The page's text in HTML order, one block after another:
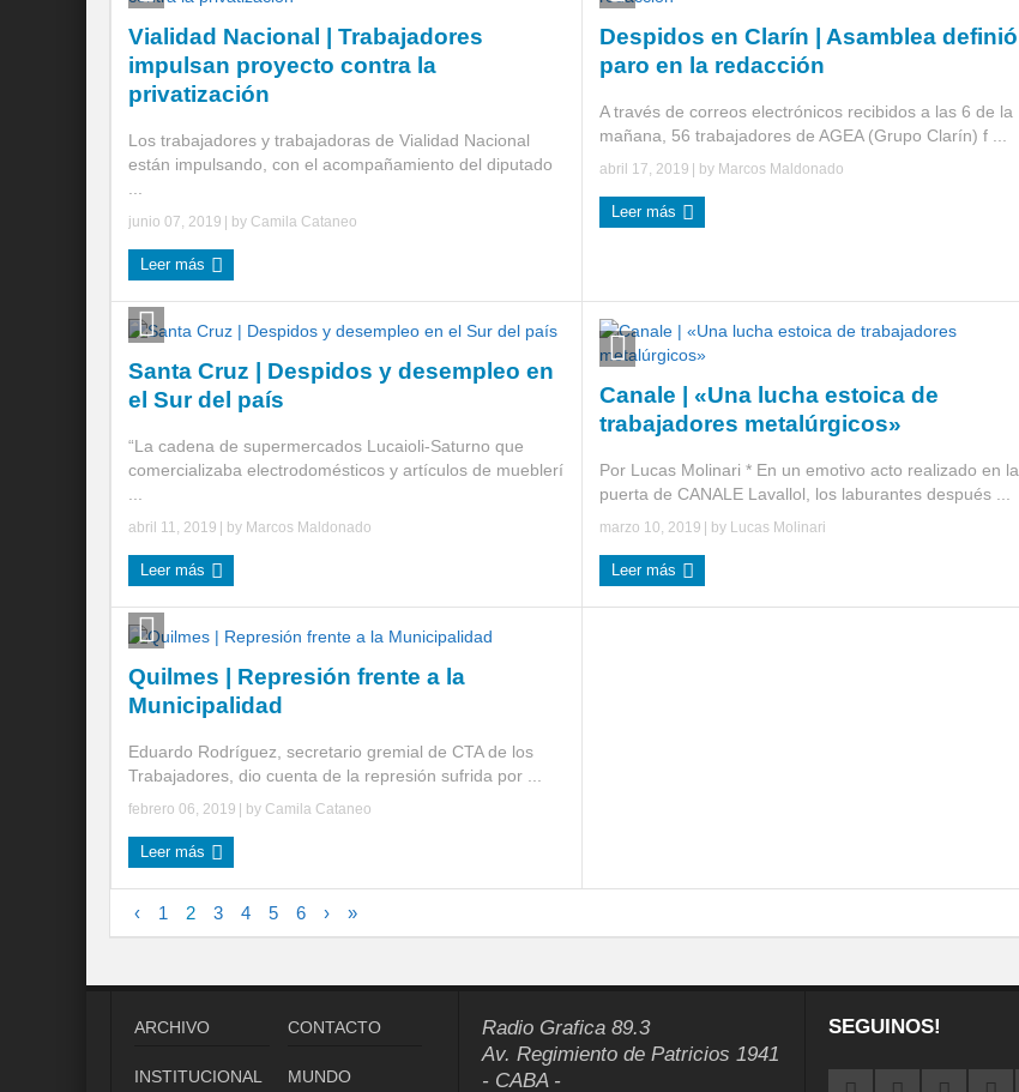
Vialidad Nacional | Trabajadores
impulsan proyecto contra la
privatización
Los trabajadores y trabajadoras de Vialidad Nacional
están impulsando, con el acompañamiento del diputado
junio 07, 2019 | by Camila Cataneo
Leer más
Despidos en Clarín | Asamblea definió
paro en la redacción
A través de correos electrónicos recibidos a las 6 de la
mañana, 56 trabajadores de AGEA (Grupo Clarín) f ...
abril 17, 2019 | by Marcos Maldonado
Leer más
Santa Cruz | Despidos y desempleo en
el Sur del país
“La cadena de supermercados Lucaioli-Saturno que
comercializaba electrodomésticos y artículos de mueblerí
abril 11, 2019 | by Marcos Maldonado
Leer más
Canale | «Una lucha estoica de
trabajadores metalúrgicos»
Por Lucas Molinari * En un emotivo acto realizado en la
puerta de CANALE Lavallol, los laburantes después ...
marzo 10, 2019 | by Lucas Molinari
Leer más
Quilmes | Represión frente a la
Municipalidad
Eduardo Rodríguez, secretario gremial de CTA de los
Trabajadores, dio cuenta de la represión sufrida por ...
febrero 06, 2019 | by Camila Cataneo
Leer más
‹ 1 2 3 4 5 6 › »
ARCHIVO CONTACTO
INSTITUCIONAL
MUNDO
Radio Grafica 89.3
Av. Regimiento de Patricios 1941
- CABA -
SEGUINOS!